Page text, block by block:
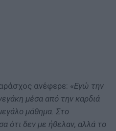
ανέφερε: «Εγώ την
μέσα από την καρδιά
μάθημα. Στο
ότι δεν με ήθελαν, αλλά το